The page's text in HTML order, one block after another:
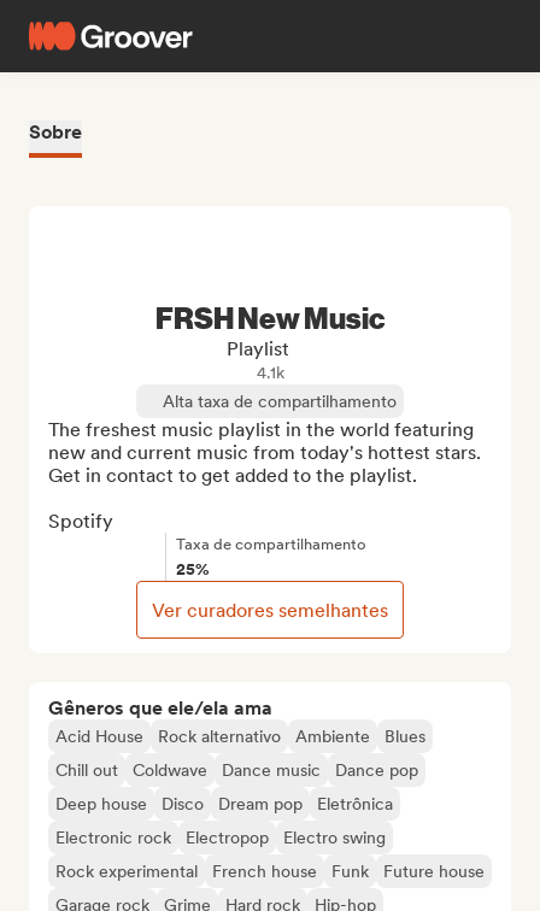
Sobre
Gêneros que ele/ela ama
Acid House Rock alternativo Ambiente
Blues
Chill out
Coldwave Dance music
Dance pop
Deep house
Disco Dream pop
Eletrônica
Electronic rock
Electropop
Electro swing
Rock experimental
French house Funk
Future house
Garage rock
Grime Hard rock
Hip-hop
FRSH New Music
Playlist
4.1k
Alta taxa de compartilhamento
The freshest music playlist in the world featuring
new and current music from today's hottest stars.
Get in contact to get added to the playlist.
Spotify
Taxa de compartilhamento
25%
Ver curadores semelhantes